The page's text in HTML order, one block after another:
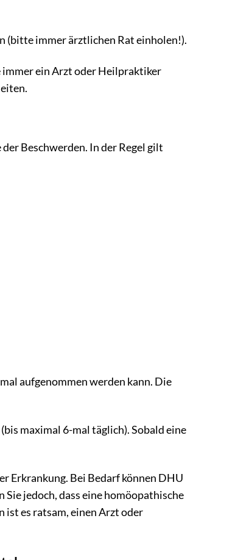
(bitte immer ärztlichen Rat einholen!).
immer ein Arzt oder Heilpraktiker
Beschwerden. In der Regel gilt
aufgenommen werden kann. Die
maximal 6-mal täglich). Sobald eine
Erkrankung. Bei Bedarf können DHU
jedoch, dass eine homöopathische
ist es ratsam, einen Arzt oder